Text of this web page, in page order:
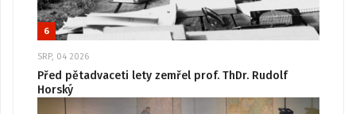
6
SRP, 04 2026
Před pětadvaceti lety zemřel prof. ThDr. Rudolf
Horský